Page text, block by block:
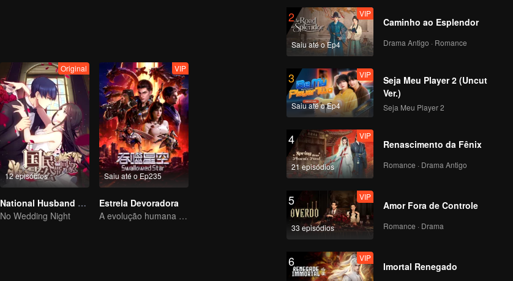
12 episódios
Original
National Husband Bring Home SS1
No Wedding Night
Saiu até o Ep235
VIP
Estrela Devoradora
A evolução humana é a única resposta.
2
Saiu até o Ep4
VIP
Caminho ao Esplendor
Drama Antigo · Romance
3
Saiu até o Ep4
VIP
Seja Meu Player 2 (Uncut
Ver.)
Seja Meu Player 2
4
21 episódios
VIP
Renascimento da Fênix
Romance · Drama Antigo
5
33 episódios
VIP
Amor Fora de Controle
Romance · Drama
6 VIP
Imortal Renegado